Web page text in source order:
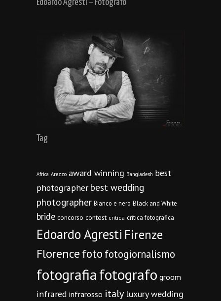
Edoardo Agresti – Fotografo
Tag
Africa Arezzo award winning Bangladesh best
photographer best wedding
photographer Bianco e nero Black and White
bride concorso contest critica critica fotografica
Edoardo Agresti Firenze
Florencefoto fotogiornalismo
fotografiafotografo groom
infrared infrarosso italy luxury wedding